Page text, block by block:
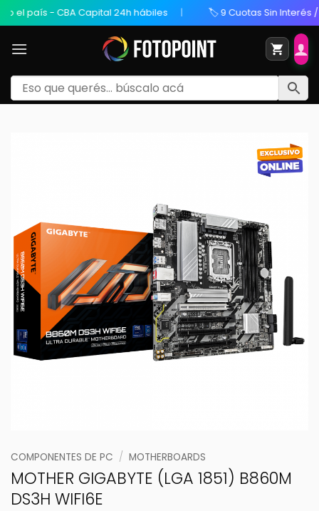
país - CBA Capital 24h hábiles 🏷️ 9 Cuotas Sin Interés /
COMPONENTES DE PC / MOTHERBOARDS
MOTHER GIGABYTE (LGA 1851) B860M
DS3H WIFI6E